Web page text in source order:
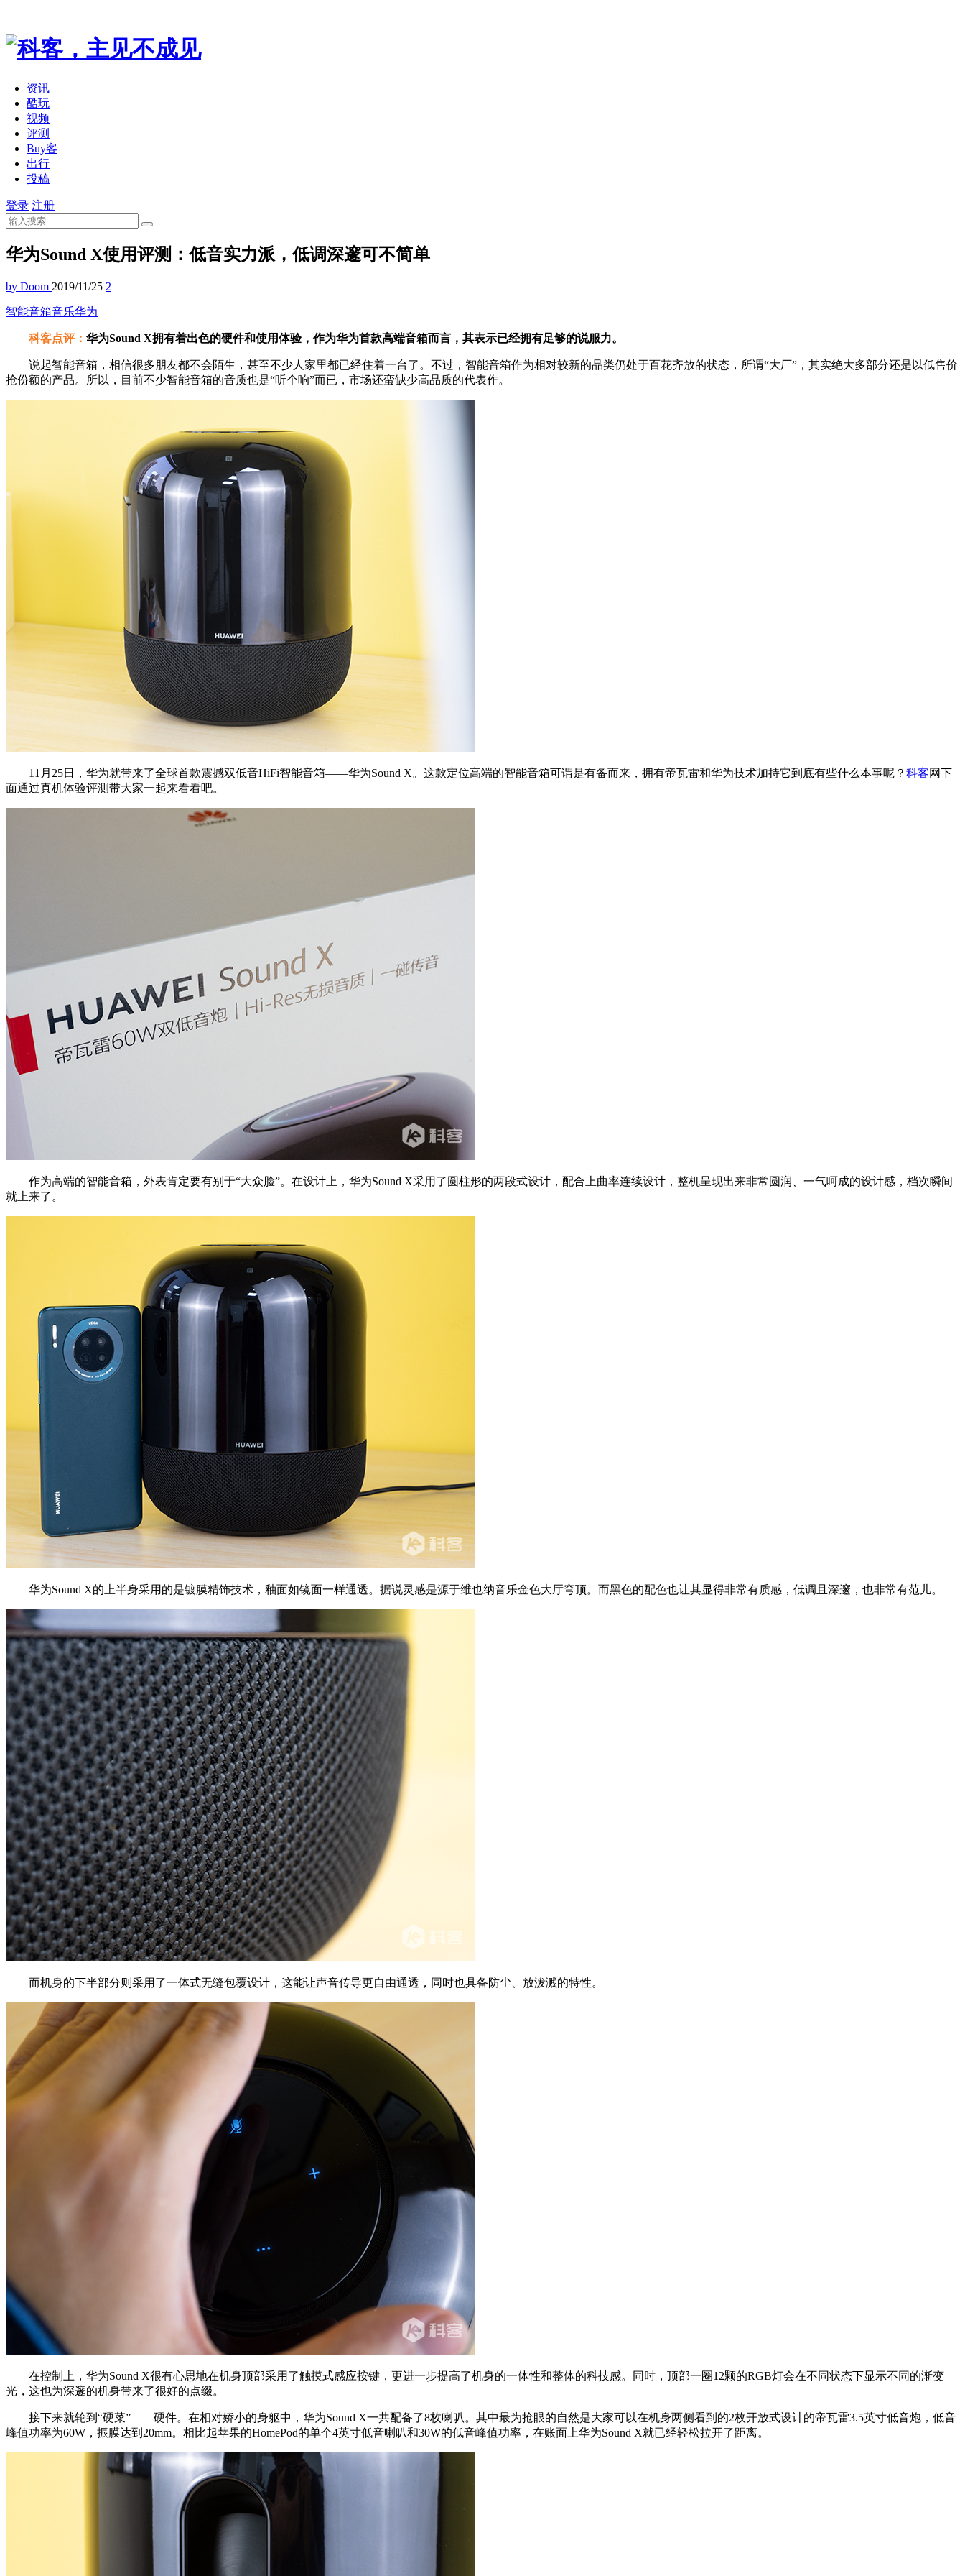
资讯
酷玩
视频
评测
Buy客
出行
投稿
登录 注册
华为Sound X使用评测：低音实力派，低调深邃可不简单
by Doom 2019/11/25 2
智能音箱音乐华为
科客点评： 华为Sound X拥有着出色的硬件和使用体验，作为华为首款高端音箱而言，其表示已经拥有足够的说服力。
说起智能音箱，相信很多朋友都不会陌生，甚至不少人家里都已经住着一台了。不过，智能音箱作为相对较新的品类仍处于百花齐放的状态，所谓“大厂”，其实绝大多部分还是以低售价
抢份额的产品。所以，目前不少智能音箱的音质也是“听个响”而已，市场还蛮缺少高品质的代表作。
11月25日，华为就带来了全球首款震撼双低音HiFi智能音箱——华为Sound X。这款定位高端的智能音箱可谓是有备而来，拥有帝瓦雷和华为技术加持它到底有些什么本事呢？ 科客网下
面通过真机体验评测带大家一起来看看吧。
作为高端的智能音箱，外表肯定要有别于“大众脸”。在设计上，华为Sound X采用了圆柱形的两段式设计，配合上曲率连续设计，整机呈现出来非常圆润、一气呵成的设计感，档次瞬间
就上来了。
华为Sound X的上半身采用的是镀膜精饰技术，釉面如镜面一样通透。据说灵感是源于维也纳音乐金色大厅穹顶。而黑色的配色也让其显得非常有质感，低调且深邃，也非常有范儿。
而机身的下半部分则采用了一体式无缝包覆设计，这能让声音传导更自由通透，同时也具备防尘、放泼溅的特性。
在控制上，华为Sound X很有心思地在机身顶部采用了触摸式感应按键，更进一步提高了机身的一体性和整体的科技感。同时，顶部一圈12颗的RGB灯会在不同状态下显示不同的渐变
光，这也为深邃的机身带来了很好的点缀。
接下来就轮到“硬菜”——硬件。在相对娇小的身躯中，华为Sound X一共配备了8枚喇叭。其中最为抢眼的自然是大家可以在机身两侧看到的2枚开放式设计的帝瓦雷3.5英寸低音炮，低音
峰值功率为60W，振膜达到20mm。相比起苹果的HomePod的单个4英寸低音喇叭和30W的低音峰值功率，在账面上华为Sound X就已经轻松拉开了距离。